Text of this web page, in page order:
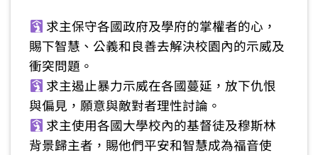
求主保守各國政府及學府的掌權者的心，
賜下智慧、公義和良善去解決校園內的示威及
衝突問題。
求主遏止暴力示威在各國蔓延，放下仇恨
與偏見，願意與敵對者理性討論。
求主使用各國大學校內的基督徒及穆斯林
背景歸主者，賜他們平安和智慧成為福音使